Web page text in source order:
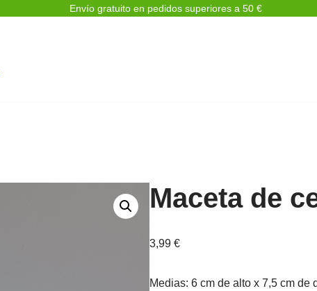
Envío gratuito en pedidos superiores a 50 €
Maceta de
3,99 €
Medias: 6 cm de alto x 7,5 cm de